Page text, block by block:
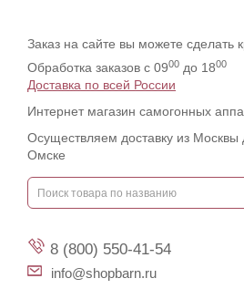
Заказ на сайте вы можете сделать
Обработка заказов с 0900 до 1800
Доставка по всей России
Интернет магазин самогонных
Осуществляем доставку из Москвы
Омске
8 (800) 550-41-54
info@shopbarn.ru